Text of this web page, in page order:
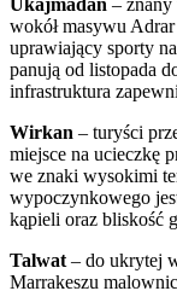
Ukajmadan – znany
wokół masywu
uprawiający sporty
panują od listopada
infrastruktura
Wirkan – turyści
miejsce na ucieczkę
we znaki wysokimi
wypoczynkowego
kąpieli oraz bliskość
Talwat– do ukrytej
Marrakeszu